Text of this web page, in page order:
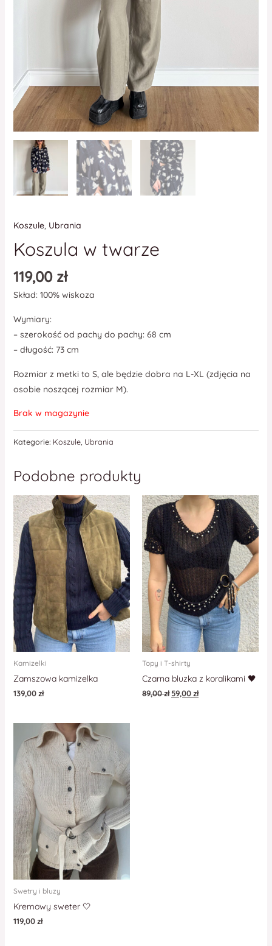
Koszule, Ubrania
Koszula w twarze
119,00 zł
Skład: 100% wiskoza
Wymiary:
– szerokość od pachy do pachy: 68 cm
– długość: 73 cm
Rozmiar z metki to S, ale będzie dobra na L-XL (zdjęcia na
osobie noszącej rozmiar M).
Brak w magazynie
Kategorie: Koszule, Ubrania
Podobne produkty
Kamizelki
Zamszowa kamizelka
139,00zł
Topy i T-shirty
Czarna bluzka z koralikami 🖤
89,00zł59,00zł
Swetry i bluzy
Kremowy sweter 🤍
119,00zł